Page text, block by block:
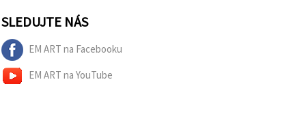
SLEDUJTE NÁS
EM ART na Facebooku
EM ART na YouTube